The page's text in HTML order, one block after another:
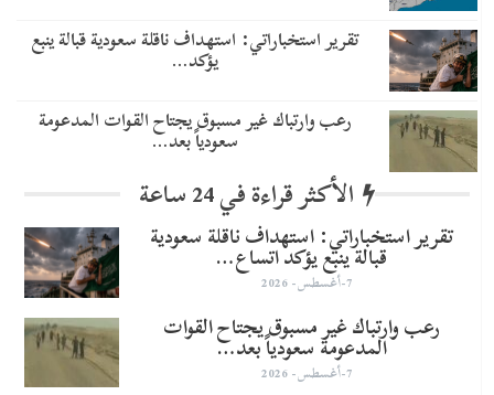
تقرير استخباراتي: استهداف ناقلة سعودية قبالة ينبع
يؤكد…
رعب وارتباك غير مسبوق يجتاح القوات المدعومة
سعودياً بعد…
الأكثر قراءة في 24 ساعة
تقرير استخباراتي: استهداف ناقلة سعودية
قبالة ينبع يؤكد اتساع…
7-أغسطس- 2026
رعب وارتباك غير مسبوق يجتاح القوات
المدعومة سعودياً بعد…
7-أغسطس- 2026